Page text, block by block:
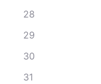
28
29
30
31